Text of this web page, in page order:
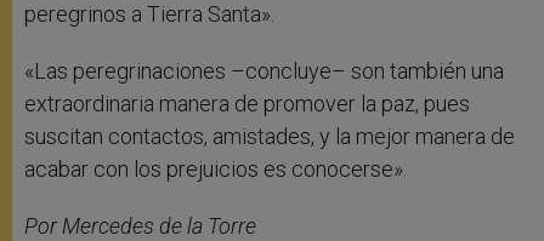
peregrinos a Tierra Santa».
«Las peregrinaciones –concluye– son también una
extraordinaria manera de promover la paz, pues
suscitan contactos, amistades, y la mejor manera de
acabar con los prejuicios es conocerse».
Por Mercedes de la Torre